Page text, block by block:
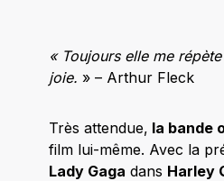
« Toujours elle me
joie. » – Arthur Fleck
Très attendue, la bande
film lui-même. Avec la
Lady Gaga dans Harley